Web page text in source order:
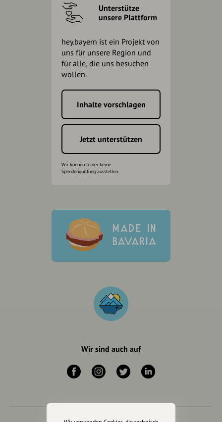
Unterstütze
unsere Plattform
hey.bayern ist ein Projekt von
uns für unsere Region und
für alle, die uns besuchen
wollen.
Inhalte vorschlagen
Jetzt unterstützen
Wir können leider keine
Spendenquittung ausstellen.
Wir sind auch auf